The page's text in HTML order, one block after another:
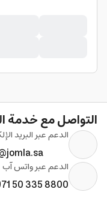
التواصل مع خدمة
الدعم عبر البريد
الدعم عبر واتس آب
50 335 8800